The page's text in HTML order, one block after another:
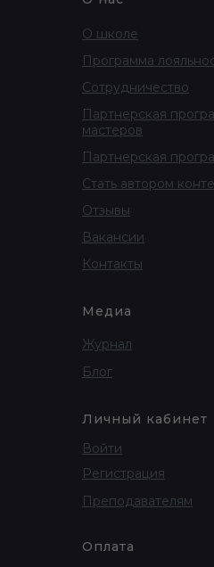
О школе
Отзывы
Сотрудничество
Партнерская
мастеров
Партнерская
Стать автором
Вакансии
Контакты
Программа
Личный кабинет
Войти
Регистрация
Преподавателям
Медиа
Журнал
Блог
Оплата